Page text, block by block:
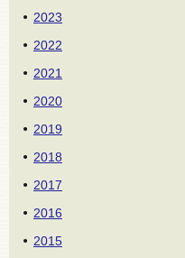
2023
2022
2021
2020
2019
2018
2017
2016
2015